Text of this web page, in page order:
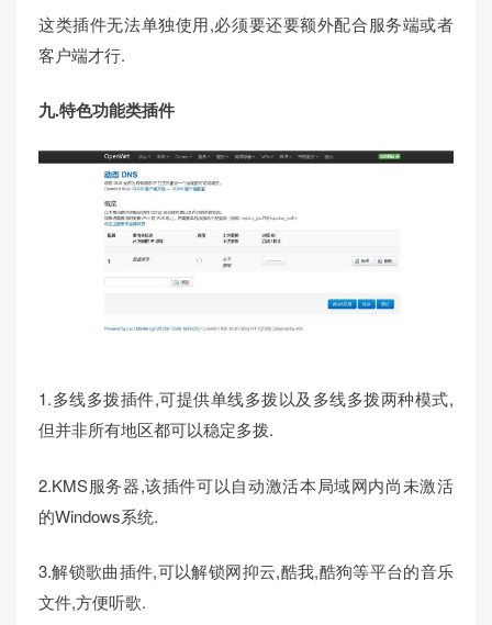
这类插件无法单独使用,必须要还要额外配合服务端或者
客户端才行.
九.特色功能类插件
1.多线多拨插件,可提供单线多拨以及多线多拨两种模式,
但并非所有地区都可以稳定多拨.
2.KMS服务器,该插件可以自动激活本局域网内尚未激活
的Windows系统.
3.解锁歌曲插件,可以解锁网抑云,酷我,酷狗等平台的音乐
文件,方便听歌.